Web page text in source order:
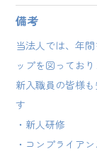
備考
当法人では、年
ップを図ってお
新入職員の皆様
す
・新人研修
・コンプライア